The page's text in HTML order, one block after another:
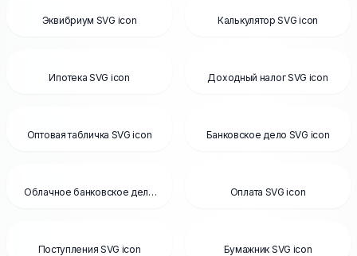
Эквибриум SVG icon Калькулятор SVG icon
Ипотека SVG icon Доходный налог SVG icon
Оптовая табличка SVG icon Банковское дело SVG icon
Облачное банковское дело
Оплата SVG icon
Поступления SVG icon Бумажник SVG icon